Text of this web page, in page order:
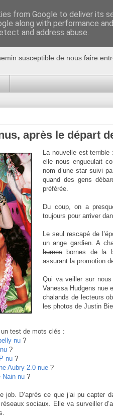
!
susceptible de nous faire
après le départ
La nouvelle est
elle nous engueulait
nom d’une star suivi
quand des gens
préférée.
Du coup, on a
toujours pour arriver
Le seul rescapé de
un ange gardien. A
burnes bornes de la
assurant la promotion
Qui va veiller sur nous
Vanessa Hudgens nue
chalands de lecteurs
les photos de Justin
un test de mots clés :
nu ?
?
nu ?
Aubry 2.0 nue ?
Nain nu ?
job. D’après ce que j’ai pu capter
sociaux. Elle va surveiller
from Google to deliver its
along with performance
and address abuse.